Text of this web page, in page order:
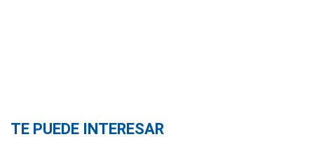
TE PUEDE INTERESAR